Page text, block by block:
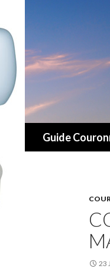
Guide
23